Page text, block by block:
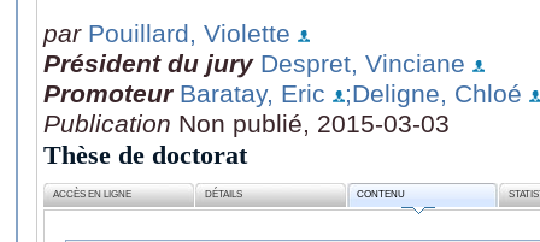
par Pouillard, Violette
Président du jury Despret, Vinciane
Promoteur Baratay, Eric
;Deligne, Chloé
Publication Non publié, 2015-03-03
Thèse de doctorat
ACCÈS EN LIGNE DÉTAILS CONTENU